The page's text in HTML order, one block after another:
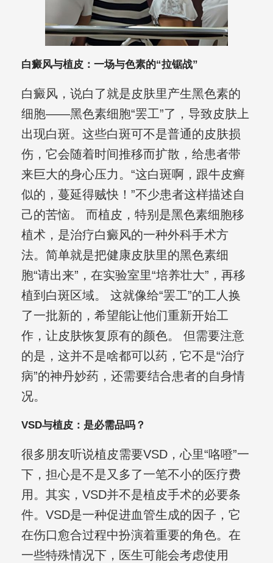
白癜风与植皮：一场与色素的“拉锯战”
白癜风，说白了就是皮肤里产生黑色素的
细胞——黑色素细胞“罢工”了，导致皮肤上
出现白斑。这些白斑可不是普通的皮肤损
伤，它会随着时间推移而扩散，给患者带
来巨大的身心压力。“这白斑啊，跟牛皮癣
似的，蔓延得贼快！”不少患者这样描述自
己的苦恼。 而植皮，特别是黑色素细胞移
植术，是治疗白癜风的一种外科手术方
法。简单就是把健康皮肤里的黑色素细
胞“请出来”，在实验室里“培养壮大”，再移
植到白斑区域。 这就像给“罢工”的工人换
了一批新的，希望能让他们重新开始工
作，让皮肤恢复原有的颜色。 但需要注意
的是，这并不是啥都可以药，它不是“治疗
病”的神丹妙药，还需要结合患者的自身情
况。
VSD与植皮：是必需品吗？
很多朋友听说植皮需要VSD，心里“咯噔”一
下，担心是不是又多了一笔不小的医疗费
用。其实，VSD并不是植皮手术的必要条
件。VSD是一种促进血管生成的因子，它
在伤口愈合过程中扮演着重要的角色。在
一些特殊情况下，医生可能会考虑使用